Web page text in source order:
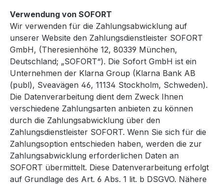
Verwendung von SOFORT
Wir verwenden für die Zahlungsabwicklung auf
unserer Website den Zahlungsdienstleister SOFORT
GmbH, (Theresienhöhe 12, 80339 München,
Deutschland; „SOFORT“). Die Sofort GmbH ist ein
Unternehmen der Klarna Group (Klarna Bank AB
(publ), Sveavägen 46, 11134 Stockholm, Schweden).
Die Datenverarbeitung dient dem Zweck Ihnen
verschiedene Zahlungsarten anbieten zu können
durch die Zahlungsabwicklung über den
Zahlungsdienstleister SOFORT. Wenn Sie sich für die
Zahlungsoption entschieden haben, werden die zur
Zahlungsabwicklung erforderlichen Daten an
SOFORT übermittelt. Diese Datenverarbeitung erfolgt
auf Grundlage des Art. 6 Abs. 1 lit. b DSGVO. Nähere